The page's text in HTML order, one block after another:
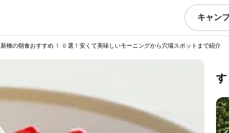
キャン
新橋の朝食おすすめ10選！安くて美味しいモーニングから穴場スポットまで紹介
す